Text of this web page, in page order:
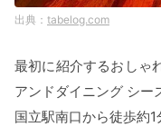
tabelog.com
最初に紹介するおしゃ
アンドダイニング シー
国立駅南口から徒歩約1